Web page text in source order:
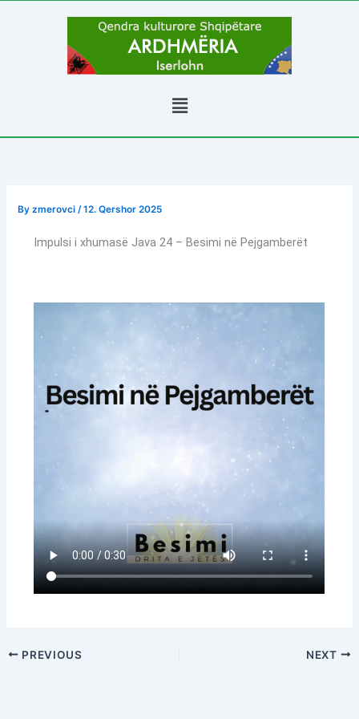
Menu
Byzmerovci /12. Qershor 2025
Impulsi i xhumasë Java 24 – Besimi në Pejgamberët
PREVIOUS NEXT